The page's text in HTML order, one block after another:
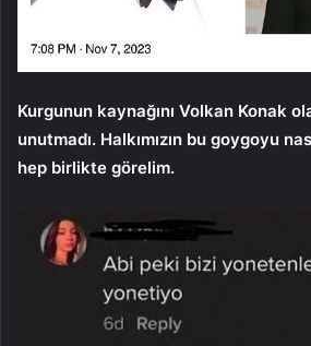
Kurgunun kaynağını Volkan Konak
unutmadı. Halkımızın bu goygoyu
hep birlikte görelim.